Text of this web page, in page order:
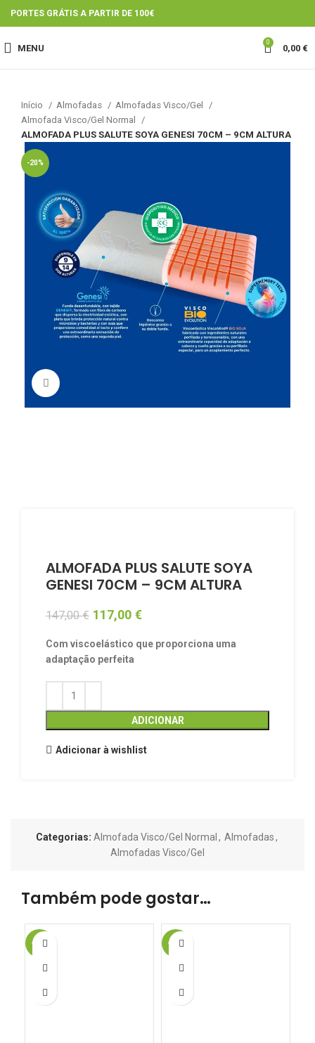
PORTES GRÁTIS A PARTIR DE 100€
MENU
0
0,00 €
Início Almofadas
Almofadas Visco/Gel
Almofada Visco/Gel Normal
ALMOFADA PLUS SALUTE SOYA GENESI 70CM – 9CM ALTURA
-20%
ALMOFADA PLUS SALUTE SOYA
GENESI 70CM – 9CM ALTURA
147,00€ 117,00 €
Com viscoelástico que proporciona uma
adaptação perfeita
ADICIONAR
Adicionar à wishlist
Categorias: Almofada Visco/Gel Normal , Almofadas,
Almofadas Visco/Gel
Também pode gostar…
-20% -20%